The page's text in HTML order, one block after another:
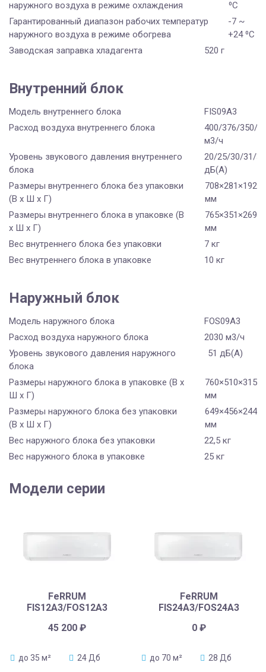
наружного воздуха в режиме охлаждения
⁰С
Гарантированный диапазон рабочих температур
наружного воздуха в режиме обогрева
-7 ~
+24 ⁰С
Заводская заправка хладагента
520 г
Внутренний блок
Модель внутреннего блока
FIS09A3
Расход воздуха внутреннего блока
400/376/350/
м3/ч
Уровень звукового давления внутреннего
блока
20/25/30/31/
дБ(А)
Размеры внутреннего блока без упаковки
(В х Ш х Г)
708×281×192
мм
Размеры внутреннего блока в упаковке (В
х Ш х Г)
765×351×269
мм
Вес внутреннего блока без упаковки
7 кг
Вес внутреннего блока в упаковке
10 кг
Наружный блок
Модель наружного блока
FOS09A3
Расход воздуха наружного блока
2030 м3/ч
Уровень звукового давления наружного
блока
51 дБ(А)
Размеры наружного блока в упаковке (В х
Ш х Г)
760×510×315
мм
Размеры наружного блока без упаковки
(В х Ш х Г)
649×456×244
мм
Вес наружного блока без упаковки
22,5 кг
Вес наружного блока в упаковке
25 кг
Модели серии
FeRRUM
FIS12A3/FOS12A3
45 200₽
до 35 м² 24 Дб
FeRRUM
FIS24A3/FOS24A3
0 ₽
до 70 м² 28 Дб